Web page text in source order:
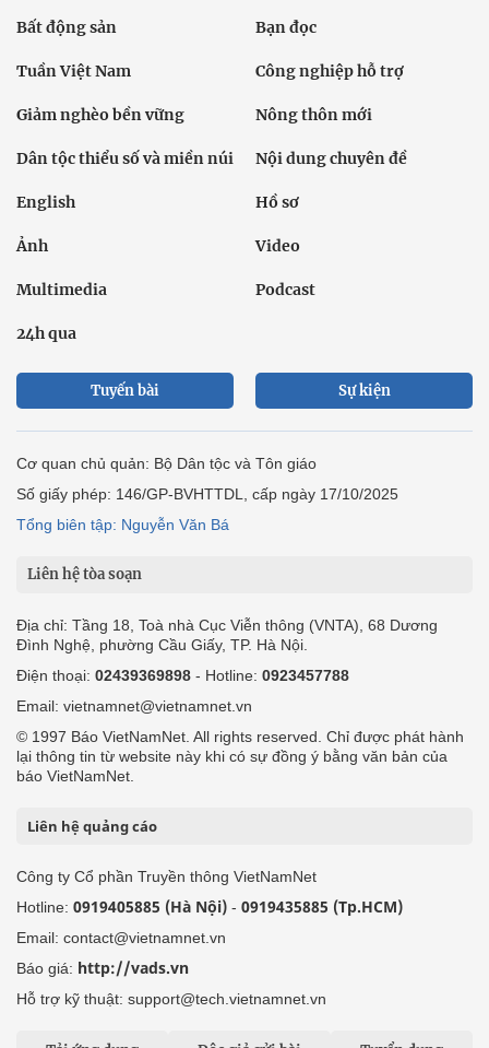
Bất động sản Bạn đọc
Tuần Việt Nam Công nghiệp hỗ trợ
Giảm nghèo bền vững Nông thôn mới
Dân tộc thiểu số và miền núi Nội dung chuyên đề
English Hồ sơ
Ảnh Video
Multimedia Podcast
24h qua
Tuyến bài Sự kiện
Cơ quan chủ quản: Bộ Dân tộc và Tôn giáo
Số giấy phép: 146/GP-BVHTTDL, cấp ngày 17/10/2025
Tổng biên tập: Nguyễn Văn Bá
Liên hệ tòa soạn
Địa chỉ: Tầng 18, Toà nhà Cục Viễn thông (VNTA), 68 Dương
Đình Nghệ, phường Cầu Giấy, TP. Hà Nội.
Điện thoại: 02439369898 - Hotline: 0923457788
Email: vietnamnet@vietnamnet.vn
© 1997 Báo VietNamNet. All rights reserved. Chỉ được phát hành
lại thông tin từ website này khi có sự đồng ý bằng văn bản của
báo VietNamNet.
Liên hệ quảng cáo
Công ty Cổ phần Truyền thông VietNamNet
Hotline: 0919405885 (Hà Nội) - 0919435885 (Tp.HCM)
Email: contact@vietnamnet.vn
Báo giá: http://vads.vn
Hỗ trợ kỹ thuật: support@tech.vietnamnet.vn